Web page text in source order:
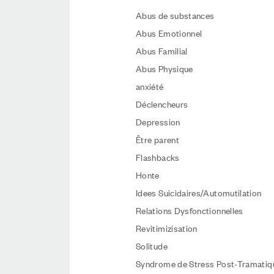
Abus de substances
Abus Emotionnel
Abus Familial
Abus Physique
anxiété
Déclencheurs
Depression
Être parent
Flashbacks
Honte
Idees Suicidaires/Automutilation
Relations Dysfonctionnelles
Revitimizisation
Solitude
Syndrome de Stress Post-